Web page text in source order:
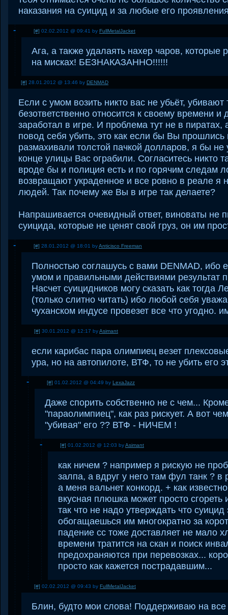
наказания на суицид и за любые его
[#] 02.02.2012 @ 09:41 by FullMetalJacket
Ага, а также удалаять нахер чаров, которые
на мисках! БЕЗНАКАЗАННО!!!!!!
[#] 28.01.2012 @ 13:46 by DENMAD
Если с умом возить никто вас не убьёт, убивают
безответственно относится к своему времени и
заработал в игре. И проблема тут не в
повод себя убить, это как если бы Вы прошлись
размахивали толстой пачкой долларов, я бы не
конце улицы Вас ограбили. Согласитесь никто
вроде бы и полиция есть и по горячим следам
возвращают украденное и все ровно в реале я
людей. Так почему же Вы в игре так делаете?
Напрашивается очевидный ответ, виноваты не
суицида, которые не ценят свой груз, он им
[#] 28.01.2012 @ 18:01 byAnticisco Freeman
Полностью соглашусь с вами DENMAD, ибо
умом и правильными действиями результат
Насчет суицидников могу сказать как тогда
(только слитно читать) ибо любой себя
чуханском индусе провезет все что угодно.
[#] 30.01.2012 @ 12:17 byAsimant
если карибас пара олимпиец везет
ура, но на автопилоте, ВТФ, то не убить его
[#] 01.02.2012 @ 04:49 by LexaJazz
Даже спорить собственно не с чем...
"параолимпиец", как раз рискует. А вот
"убивая" его ?? ВТФ - НИЧЕМ !
[#] 01.02.2012 @ 12:03 byAsimant
как ничем ? например я рискую не
залпа, а вдруг у него там фул танк ? в
а меня вальнет конкорд. + как
вкусная плюшка может просто сгореть
так что не надо утверждать что
обогащаешься им многократно за
падение сс тоже доставляет не мало
времени тратится на скан и поиск
предохраняются при перевозках...
просто как кажется пострадавшим...
[#] 02.02.2012 @ 09:43 by FullMetalJacket
Блин, будто мои слова! Поддерживаю на все